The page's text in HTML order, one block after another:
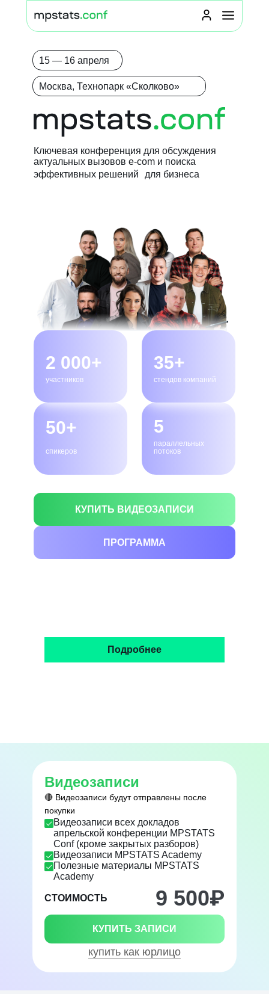
КУПИТЬ ВИДЕОЗАПИСИ
ПРОГРАММА
2 000+
участников
35+
стендов компаний
50+
спикеров
5
параллельных
потоков
Ключевая конференция для обсуждения
актуальных вызовов e-com и поиска
эффективных решений для бизнеса
Москва, Технопарк «Сколково»
15 — 16 апреля
Подробнее
Видеозаписи
🔴 Видеозаписи будут отправлены после
покупки
Видеозаписи всех докладов
апрельской конференции MPSTATS
Conf (кроме закрытых разборов)
Видеозаписи MPSTATS Academy
Полезные материалы MPSTATS
Academy
СТОИМОСТЬ 9 500₽
КУПИТЬ ЗАПИСИ
купить как юрлицо